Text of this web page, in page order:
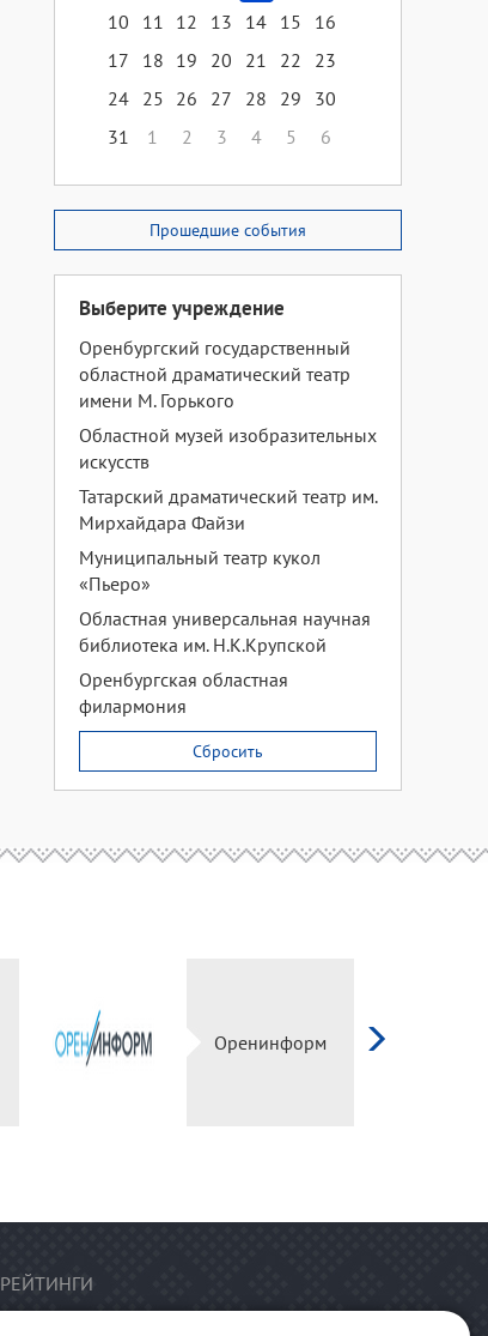
10
11 12 13 14 15
16
17
18 19 20 21 22
23
24 25 26 27 28 29
30
31
1 2 3 4 5 6
Прошедшие события
Выберите учреждение
Оренбургский государственный
областной драматический театр
имени М. Горького
Областной музей изобразительных
искусств
Татарский драматический театр им.
Мирхайдара Файзи
Муниципальный театр кукол
«Пьеро»
Областная универсальная научная
библиотека им. Н.К.Крупской
Оренбургская областная
филармония
Сбросить
Оренинформ
РЕЙТИНГИ